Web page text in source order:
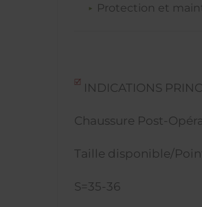
Protection et
INDICATIONS
Chaussure Post-
Taille disponible/
S=35-36